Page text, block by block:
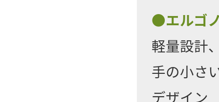
●エルゴ
軽量設計
手の小さ
デザイン